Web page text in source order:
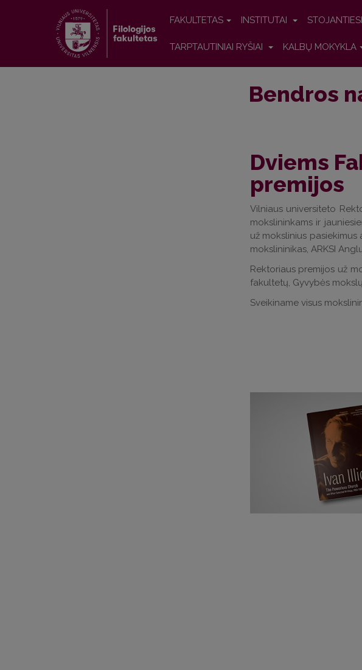
FAKULTETAS INSTITUTAI
TARPTAUTINIAI RYŠIAI KALBŲ MOKYKLA
Bendros
Dviems
premijos
Vilniaus universiteto
mokslininkams ir
už mokslinius
mokslininikas, ARKSI
Rektoriaus premijos už
fakultetų, Gyvybės
Sveikiname visus